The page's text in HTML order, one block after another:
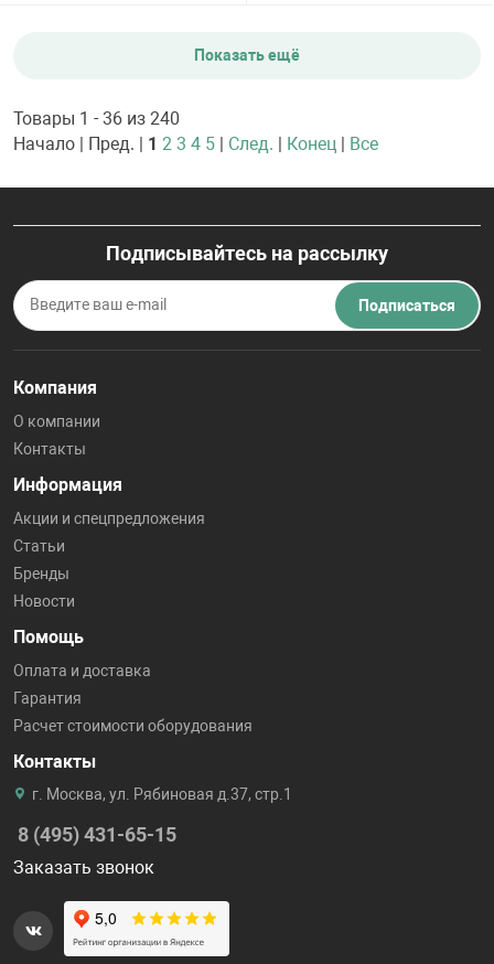
Показать ещё
Товары 1 - 36 из 240
Начало | Пред. | 1 2 3 4 5 | След. | Конец | Все
Подписывайтесь на рассылку
Подписаться
Компания
О компании
Контакты
Информация
Акции и спецпредложения
Статьи
Бренды
Новости
Помощь
Оплата и доставка
Гарантия
Расчет стоимости оборудования
Контакты
г. Москва, ул. Рябиновая д.37, стр.1
8 (495) 431-65-15
Заказать звонок